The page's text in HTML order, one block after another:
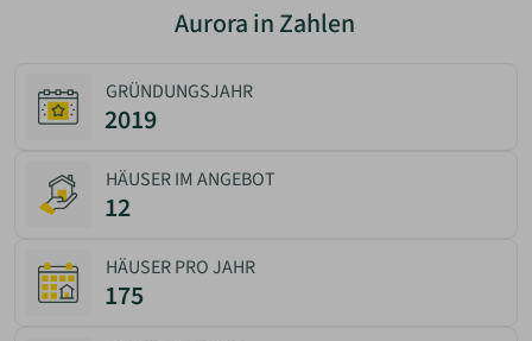
Aurora in Zahlen
GRÜNDUNGSJAHR
2019
HÄUSER IM ANGEBOT
12
HÄUSER PRO JAHR
175